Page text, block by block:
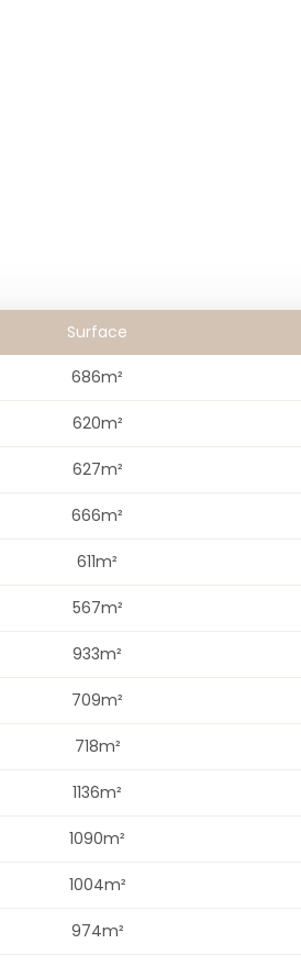
Surface
686m²
620m²
627m²
666m²
611m²
567m²
933m²
709m²
718m²
1136m²
1090m²
1004m²
974m²